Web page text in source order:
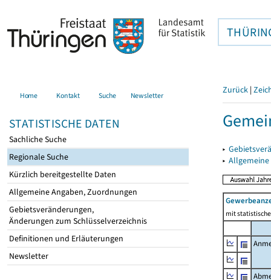
Home Kontakt Suche Newsletter
STATISTISCHE DATEN
Sachliche Suche
Regionale Suche
Kürzlich bereitgestellte Daten
Allgemeine Angaben, Zuordnungen
Gebietsveränderungen,
Änderungen zum Schlüsselverzeichnis
Definitionen und Erläuterungen
Newsletter
Zurück |
▸
▸
mit